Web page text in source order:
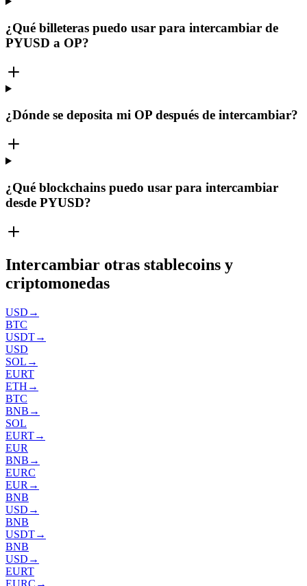
¿Qué billeteras puedo usar para intercambiar de
PYUSD a OP?
¿Dónde se deposita mi OP después de intercambiar?
¿Qué blockchains puedo usar para intercambiar
desde PYUSD?
Intercambiar otras stablecoins y
criptomonedas
USD →
BTC
USDT→
USD
SOL →
EURT
ETH →
BTC
BNB →
SOL
EURT→
EUR
BNB →
EURC
EUR →
BNB
USD →
BNB
USDT→
BNB
USD →
EURT